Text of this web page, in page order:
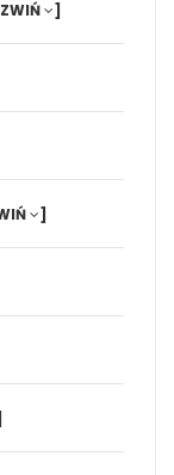
]
]